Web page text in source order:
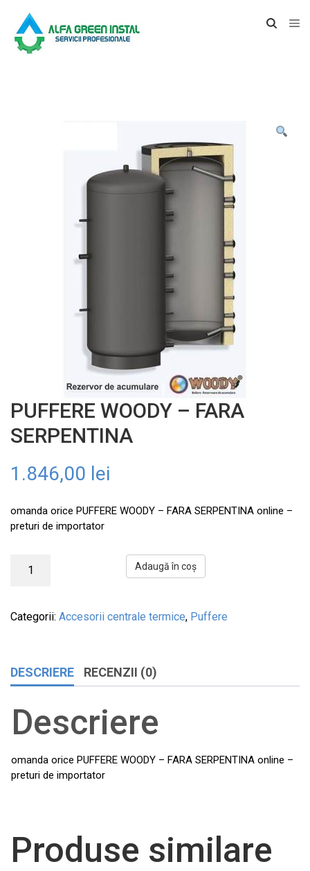
PUFFERE WOODY – FARA
SERPENTINA
1.846,00 lei
omanda orice PUFFERE WOODY – FARA SERPENTINA online –
preturi de importator
Adaugă în coș
Categorii: Accesorii centrale termice, Puffere
DESCRIERE RECENZII (0)
Descriere
omanda orice PUFFERE WOODY – FARA SERPENTINA online –
preturi de importator
Produse similare